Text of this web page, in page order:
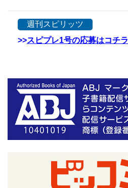
週刊スピリッツ
>>スピプレ1号の応募はコチラ